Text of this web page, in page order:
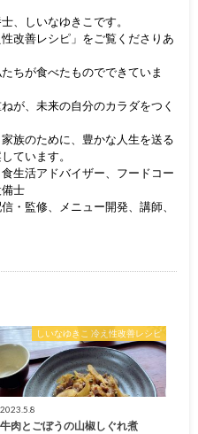
、しいなゆきこです。
改善レシピ」をご覧くださりあ
ちが食べたものでできていま
が、未来の自分のカラダをつく
族のために、豊かな人生を送る
ています。
食生活アドバイザー、フードコー
士
・監修、メニュー開発、講師、
しいなゆきこ 冷え性改善レシピ
2023.5.8
牛肉とごぼうの山椒しぐれ煮